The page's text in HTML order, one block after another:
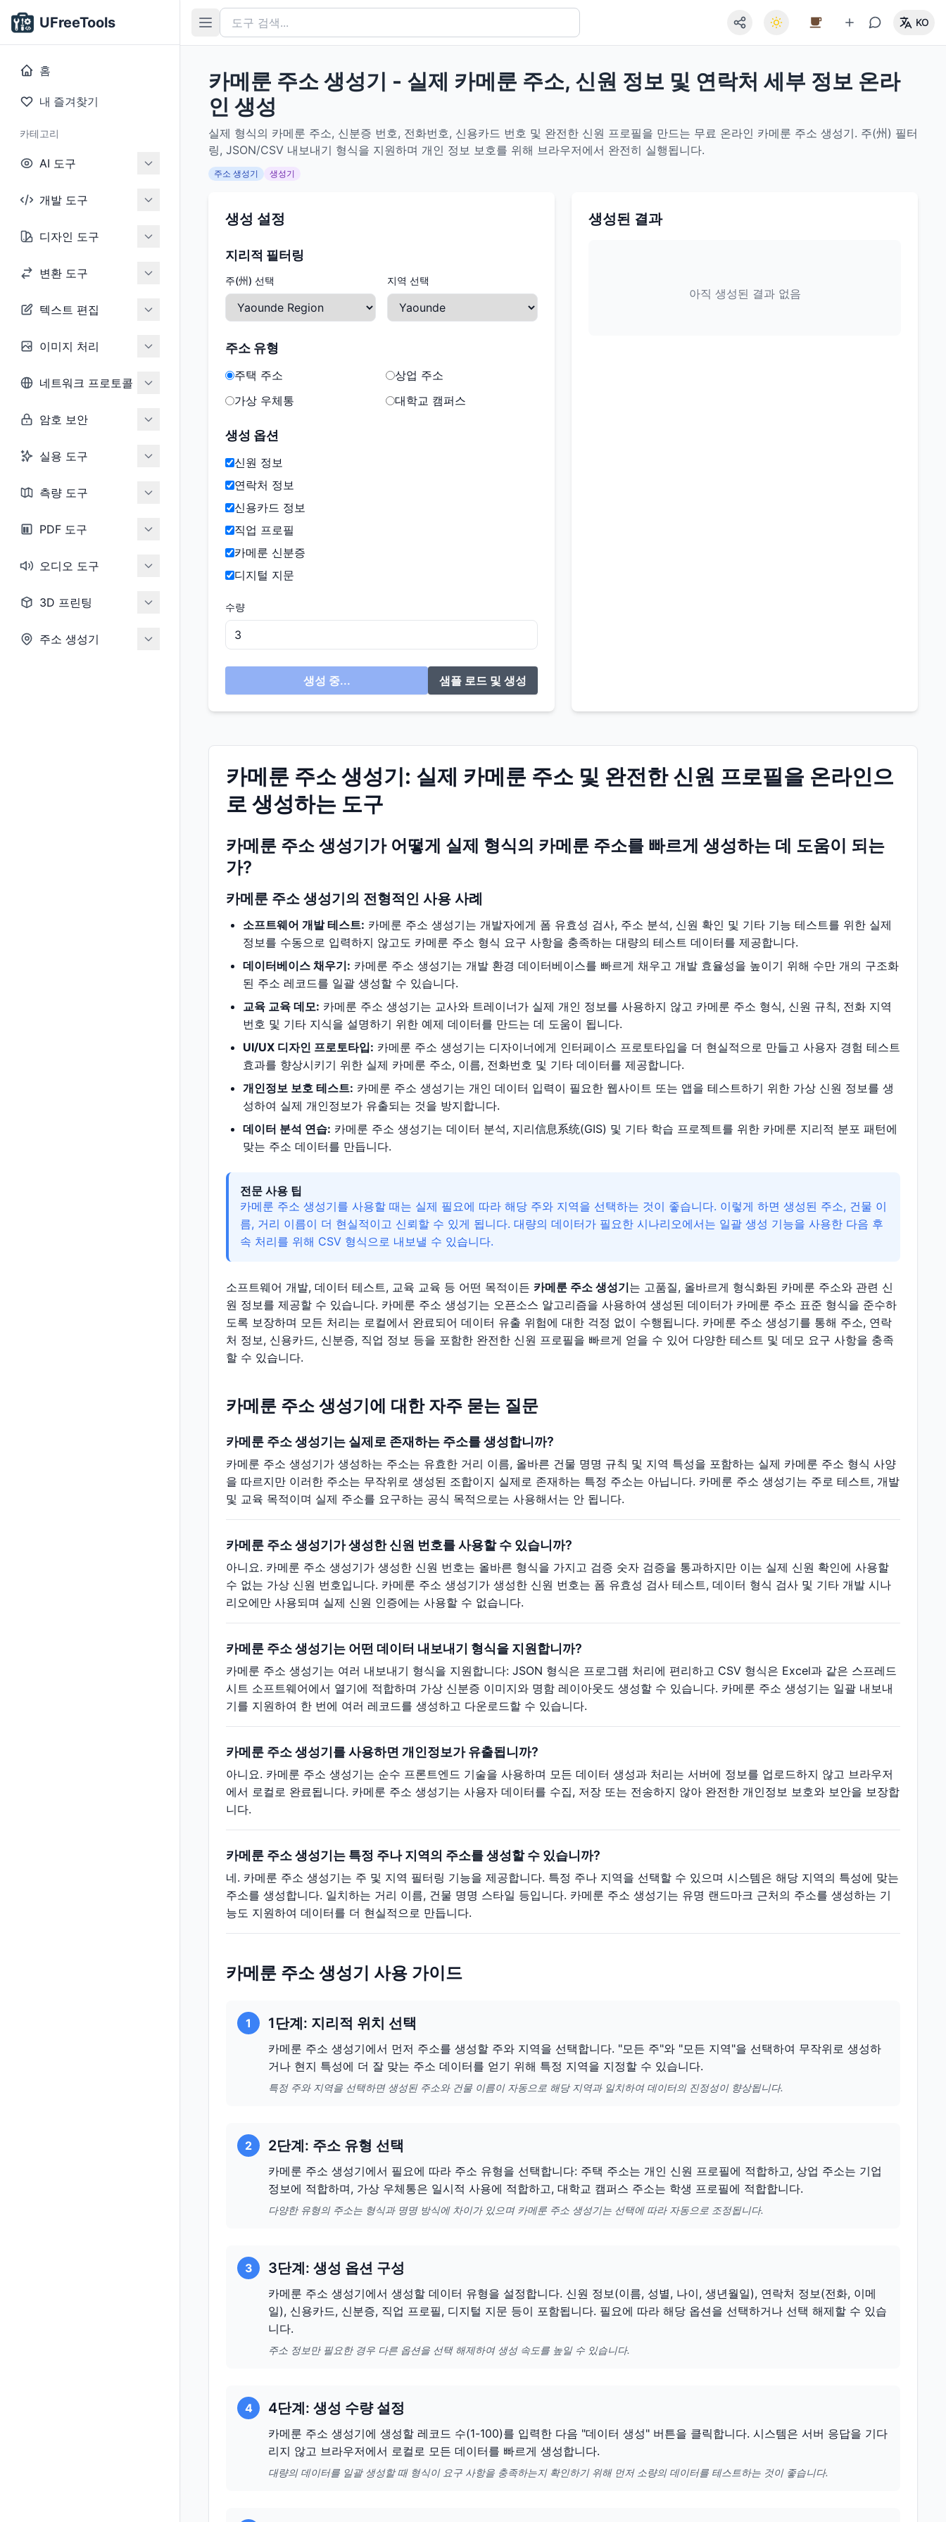
UFreeTools
홈
내 즐겨찾기
카테고리
AI 도구
개발 도구
디자인 도구
변환 도구
텍스트 편집
이미지 처리
네트워크 프로토콜
암호 보안
실용 도구
측량 도구
PDF 도구
오디오 도구
3D 프린팅
주소 생성기
KO
카메룬 주소 생성기 - 실제 카메룬 주소, 신원 정보 및 연락처 세부 정보 온라
인 생성
실제 형식의 카메룬 주소, 신분증 번호, 전화번호, 신용카드 번호 및 완전한 신원 프로필을 만드는 무료 온라인 카메룬 주소 생성기. 주(州) 필터
링, JSON/CSV 내보내기 형식을 지원하며 개인 정보 보호를 위해 브라우저에서 완전히 실행됩니다.
주소 생성기 생성기
생성 설정
지리적 필터링
주(州) 선택 지역 선택
주소 유형
주택 주소
상업 주소
가상 우체통
대학교 캠퍼스
생성 옵션
신원 정보
연락처 정보
신용카드 정보
직업 프로필
카메룬 신분증
디지털 지문
수량
생성 중... 샘플 로드 및 생성
생성된 결과
아직 생성된 결과 없음
카메룬 주소 생성기: 실제 카메룬 주소 및 완전한 신원 프로필을 온라인으
로 생성하는 도구
카메룬 주소 생성기가 어떻게 실제 형식의 카메룬 주소를 빠르게 생성하는 데 도움이 되는
가?
카메룬 주소 생성기의 전형적인 사용 사례
소프트웨어 개발 테스트: 카메룬 주소 생성기는 개발자에게 폼 유효성 검사, 주소 분석, 신원 확인 및 기타 기능 테스트를 위한 실제
정보를 수동으로 입력하지 않고도 카메룬 주소 형식 요구 사항을 충족하는 대량의 테스트 데이터를 제공합니다.
데이터베이스 채우기: 카메룬 주소 생성기는 개발 환경 데이터베이스를 빠르게 채우고 개발 효율성을 높이기 위해 수만 개의 구조화
된 주소 레코드를 일괄 생성할 수 있습니다.
교육 교육 데모: 카메룬 주소 생성기는 교사와 트레이너가 실제 개인 정보를 사용하지 않고 카메룬 주소 형식, 신원 규칙, 전화 지역
번호 및 기타 지식을 설명하기 위한 예제 데이터를 만드는 데 도움이 됩니다.
UI/UX 디자인 프로토타입: 카메룬 주소 생성기는 디자이너에게 인터페이스 프로토타입을 더 현실적으로 만들고 사용자 경험 테스트
효과를 향상시키기 위한 실제 카메룬 주소, 이름, 전화번호 및 기타 데이터를 제공합니다.
개인정보 보호 테스트: 카메룬 주소 생성기는 개인 데이터 입력이 필요한 웹사이트 또는 앱을 테스트하기 위한 가상 신원 정보를 생
성하여 실제 개인정보가 유출되는 것을 방지합니다.
데이터 분석 연습: 카메룬 주소 생성기는 데이터 분석, 지리信息系统(GIS) 및 기타 학습 프로젝트를 위한 카메룬 지리적 분포 패턴에
맞는 주소 데이터를 만듭니다.
전문 사용 팁
카메룬 주소 생성기를 사용할 때는 실제 필요에 따라 해당 주와 지역을 선택하는 것이 좋습니다. 이렇게 하면 생성된 주소, 건물 이
름, 거리 이름이 더 현실적이고 신뢰할 수 있게 됩니다. 대량의 데이터가 필요한 시나리오에서는 일괄 생성 기능을 사용한 다음 후
속 처리를 위해 CSV 형식으로 내보낼 수 있습니다.
소프트웨어 개발, 데이터 테스트, 교육 교육 등 어떤 목적이든 카메룬 주소 생성기는 고품질, 올바르게 형식화된 카메룬 주소와 관련 신
원 정보를 제공할 수 있습니다. 카메룬 주소 생성기는 오픈소스 알고리즘을 사용하여 생성된 데이터가 카메룬 주소 표준 형식을 준수하
도록 보장하며 모든 처리는 로컬에서 완료되어 데이터 유출 위험에 대한 걱정 없이 수행됩니다. 카메룬 주소 생성기를 통해 주소, 연락
처 정보, 신용카드, 신분증, 직업 정보 등을 포함한 완전한 신원 프로필을 빠르게 얻을 수 있어 다양한 테스트 및 데모 요구 사항을 충족
할 수 있습니다.
카메룬 주소 생성기에 대한 자주 묻는 질문
카메룬 주소 생성기는 실제로 존재하는 주소를 생성합니까?
카메룬 주소 생성기가 생성하는 주소는 유효한 거리 이름, 올바른 건물 명명 규칙 및 지역 특성을 포함하는 실제 카메룬 주소 형식 사양
을 따르지만 이러한 주소는 무작위로 생성된 조합이지 실제로 존재하는 특정 주소는 아닙니다. 카메룬 주소 생성기는 주로 테스트, 개발
및 교육 목적이며 실제 주소를 요구하는 공식 목적으로는 사용해서는 안 됩니다.
카메룬 주소 생성기가 생성한 신원 번호를 사용할 수 있습니까?
아니요. 카메룬 주소 생성기가 생성한 신원 번호는 올바른 형식을 가지고 검증 숫자 검증을 통과하지만 이는 실제 신원 확인에 사용할
수 없는 가상 신원 번호입니다. 카메룬 주소 생성기가 생성한 신원 번호는 폼 유효성 검사 테스트, 데이터 형식 검사 및 기타 개발 시나
리오에만 사용되며 실제 신원 인증에는 사용할 수 없습니다.
카메룬 주소 생성기는 어떤 데이터 내보내기 형식을 지원합니까?
카메룬 주소 생성기는 여러 내보내기 형식을 지원합니다: JSON 형식은 프로그램 처리에 편리하고 CSV 형식은 Excel과 같은 스프레드
시트 소프트웨어에서 열기에 적합하며 가상 신분증 이미지와 명함 레이아웃도 생성할 수 있습니다. 카메룬 주소 생성기는 일괄 내보내
기를 지원하여 한 번에 여러 레코드를 생성하고 다운로드할 수 있습니다.
카메룬 주소 생성기를 사용하면 개인정보가 유출됩니까?
아니요. 카메룬 주소 생성기는 순수 프론트엔드 기술을 사용하며 모든 데이터 생성과 처리는 서버에 정보를 업로드하지 않고 브라우저
에서 로컬로 완료됩니다. 카메룬 주소 생성기는 사용자 데이터를 수집, 저장 또는 전송하지 않아 완전한 개인정보 보호와 보안을 보장합
니다.
카메룬 주소 생성기는 특정 주나 지역의 주소를 생성할 수 있습니까?
네. 카메룬 주소 생성기는 주 및 지역 필터링 기능을 제공합니다. 특정 주나 지역을 선택할 수 있으며 시스템은 해당 지역의 특성에 맞는
주소를 생성합니다. 일치하는 거리 이름, 건물 명명 스타일 등입니다. 카메룬 주소 생성기는 유명 랜드마크 근처의 주소를 생성하는 기
능도 지원하여 데이터를 더 현실적으로 만듭니다.
카메룬 주소 생성기 사용 가이드
1 1단계: 지리적 위치 선택
카메룬 주소 생성기에서 먼저 주소를 생성할 주와 지역을 선택합니다. "모든 주"와 "모든 지역"을 선택하여 무작위로 생성하
거나 현지 특성에 더 잘 맞는 주소 데이터를 얻기 위해 특정 지역을 지정할 수 있습니다.
특정 주와 지역을 선택하면 생성된 주소와 건물 이름이 자동으로 해당 지역과 일치하여 데이터의 진정성이 향상됩니다.
2 2단계: 주소 유형 선택
카메룬 주소 생성기에서 필요에 따라 주소 유형을 선택합니다: 주택 주소는 개인 신원 프로필에 적합하고, 상업 주소는 기업
정보에 적합하며, 가상 우체통은 일시적 사용에 적합하고, 대학교 캠퍼스 주소는 학생 프로필에 적합합니다.
다양한 유형의 주소는 형식과 명명 방식에 차이가 있으며 카메룬 주소 생성기는 선택에 따라 자동으로 조정됩니다.
3 3단계: 생성 옵션 구성
카메룬 주소 생성기에서 생성할 데이터 유형을 설정합니다. 신원 정보(이름, 성별, 나이, 생년월일), 연락처 정보(전화, 이메
일), 신용카드, 신분증, 직업 프로필, 디지털 지문 등이 포함됩니다. 필요에 따라 해당 옵션을 선택하거나 선택 해제할 수 있습
니다.
주소 정보만 필요한 경우 다른 옵션을 선택 해제하여 생성 속도를 높일 수 있습니다.
4 4단계: 생성 수량 설정
카메룬 주소 생성기에 생성할 레코드 수(1-100)를 입력한 다음 "데이터 생성" 버튼을 클릭합니다. 시스템은 서버 응답을 기다
리지 않고 브라우저에서 로컬로 모든 데이터를 빠르게 생성합니다.
대량의 데이터를 일괄 생성할 때 형식이 요구 사항을 충족하는지 확인하기 위해 먼저 소량의 데이터를 테스트하는 것이 좋습니다.